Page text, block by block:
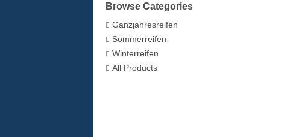
Browse Categories
Ganzjahresreifen
Sommerreifen
Winterreifen
All Products